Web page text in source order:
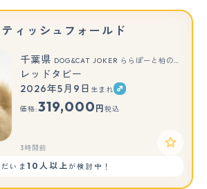
ィッシュフォールド
もっと見る
千葉県
レッドタビー
2026年5月9日 生まれ
価格:319,000 円税込
3時間前
だいま 10人以上が検討中！